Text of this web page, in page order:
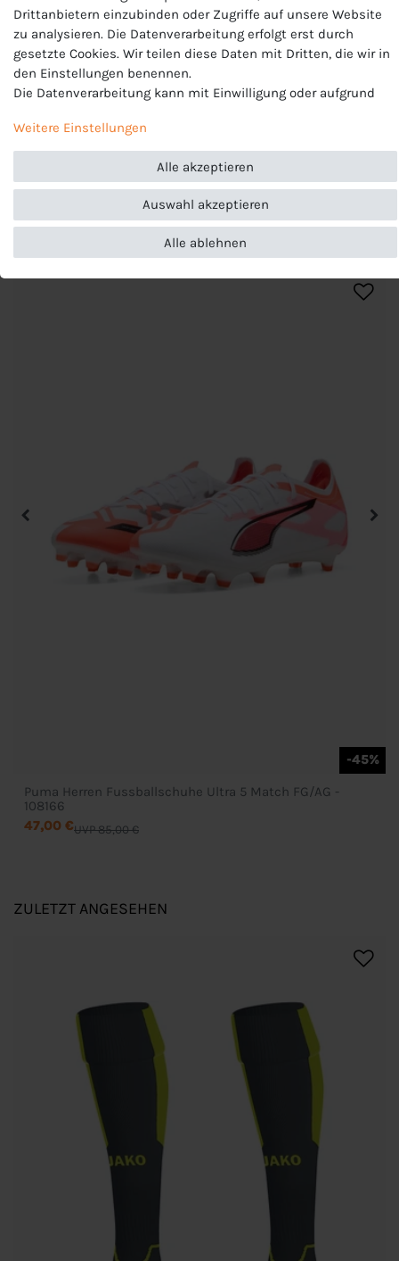
EU-Verantwortlicher
JAKO AG, Amtstrasse 82 , 74673 Mulfingen , Deutschland,
+49 7938 90630, info@jako.de
-45%
Puma Herren Fussballschuhe Ultra 5 Match FG/AG -
108166
UVP 85,00 €
47,00 €
ZULETZT ANGESEHEN
Drittanbietern einzubinden oder Zugriffe auf unsere Website
zu analysieren. Die Datenverarbeitung erfolgt erst durch
gesetzte Cookies. Wir teilen diese Daten mit Dritten, die wir in
den Einstellungen benennen.
Die Datenverarbeitung kann mit Einwilligung oder aufgrund
erteilt oder abgelehnt werden. Es besteht das Recht, nicht
einzuwilligen und die Einwilligung zu einem späteren
Zeitpunkt zu ändern oder zu widerrufen. Beachten Sie unser
Impressumund weitere Hinweise zur Verwendung
personenbezogener Daten in unsererDaten­schutz­erklärung
Weitere Einstellungen
Alle akzeptieren
Alle ablehnen
Auswahl akzeptieren